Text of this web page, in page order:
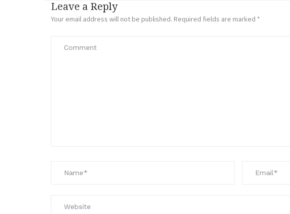
Leave a Reply
Your email address will not be published. Required fields are marked *